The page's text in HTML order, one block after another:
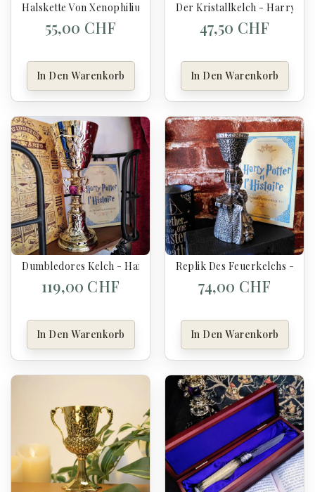
Halskette Von Xenophilius Lovegood - Harry Potter
55,00 CHF
In Den Warenkorb
Der Kristallkelch - Harry
47,50 CHF
In Den Warenkorb
Dumbledores Kelch - Harry Potter
119,00 CHF
In Den Warenkorb
Replik Des Feuerkelchs -
74,00 CHF
In Den Warenkorb